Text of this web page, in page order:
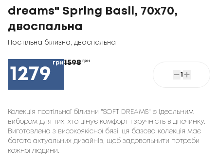
dreams" Spring Basil, 70x70,
двоспальна
Постільна білизна двоспальна
1279
грн1598 грн
1
Колекція постільної білизни "SOFT DREAMS" є ідеальним
вибором для тих, хто цінує комфорт і зручність відпочинку.
Виготовлена з високоякісної бязі, ця базова колекція має
багато актуальних дизайнів, щоб задовольнити потреби
кожної людини.